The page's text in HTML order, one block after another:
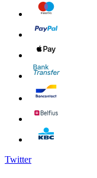
Twitter